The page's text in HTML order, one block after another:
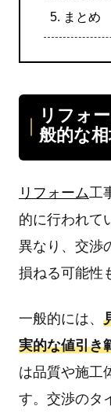
5. まとめ
リフォ
般的な
リフォーム工
的に行われて
異なり、交渉
損ねる可能性
一般的には、
実的な値引き
は品質や施工
す。交渉のタ